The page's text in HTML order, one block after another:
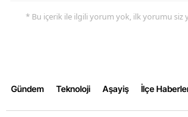
* Bu içerik ile ilgili yorum yok, ilk yorumu siz
Gündem Teknoloji Aşayiş İlçe